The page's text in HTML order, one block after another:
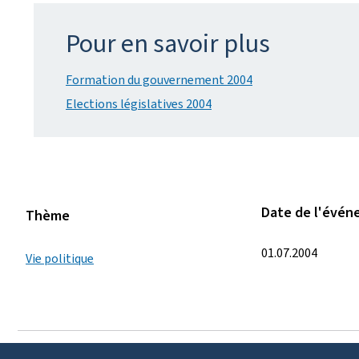
Pour en savoir plus
Formation du gouvernement 2004
Elections législatives 2004
Thème
Vie politique
Date de
01.07.2004